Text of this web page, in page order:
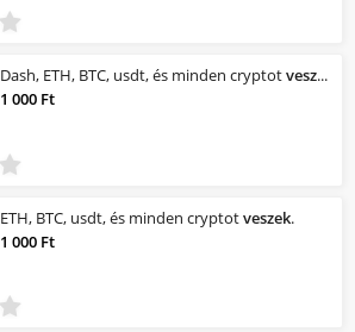
Dash, ETH, BTC, usdt, és minden cryptotveszek
1 000 Ft
ETH, BTC, usdt, és minden cryptotveszek.
1 000 Ft